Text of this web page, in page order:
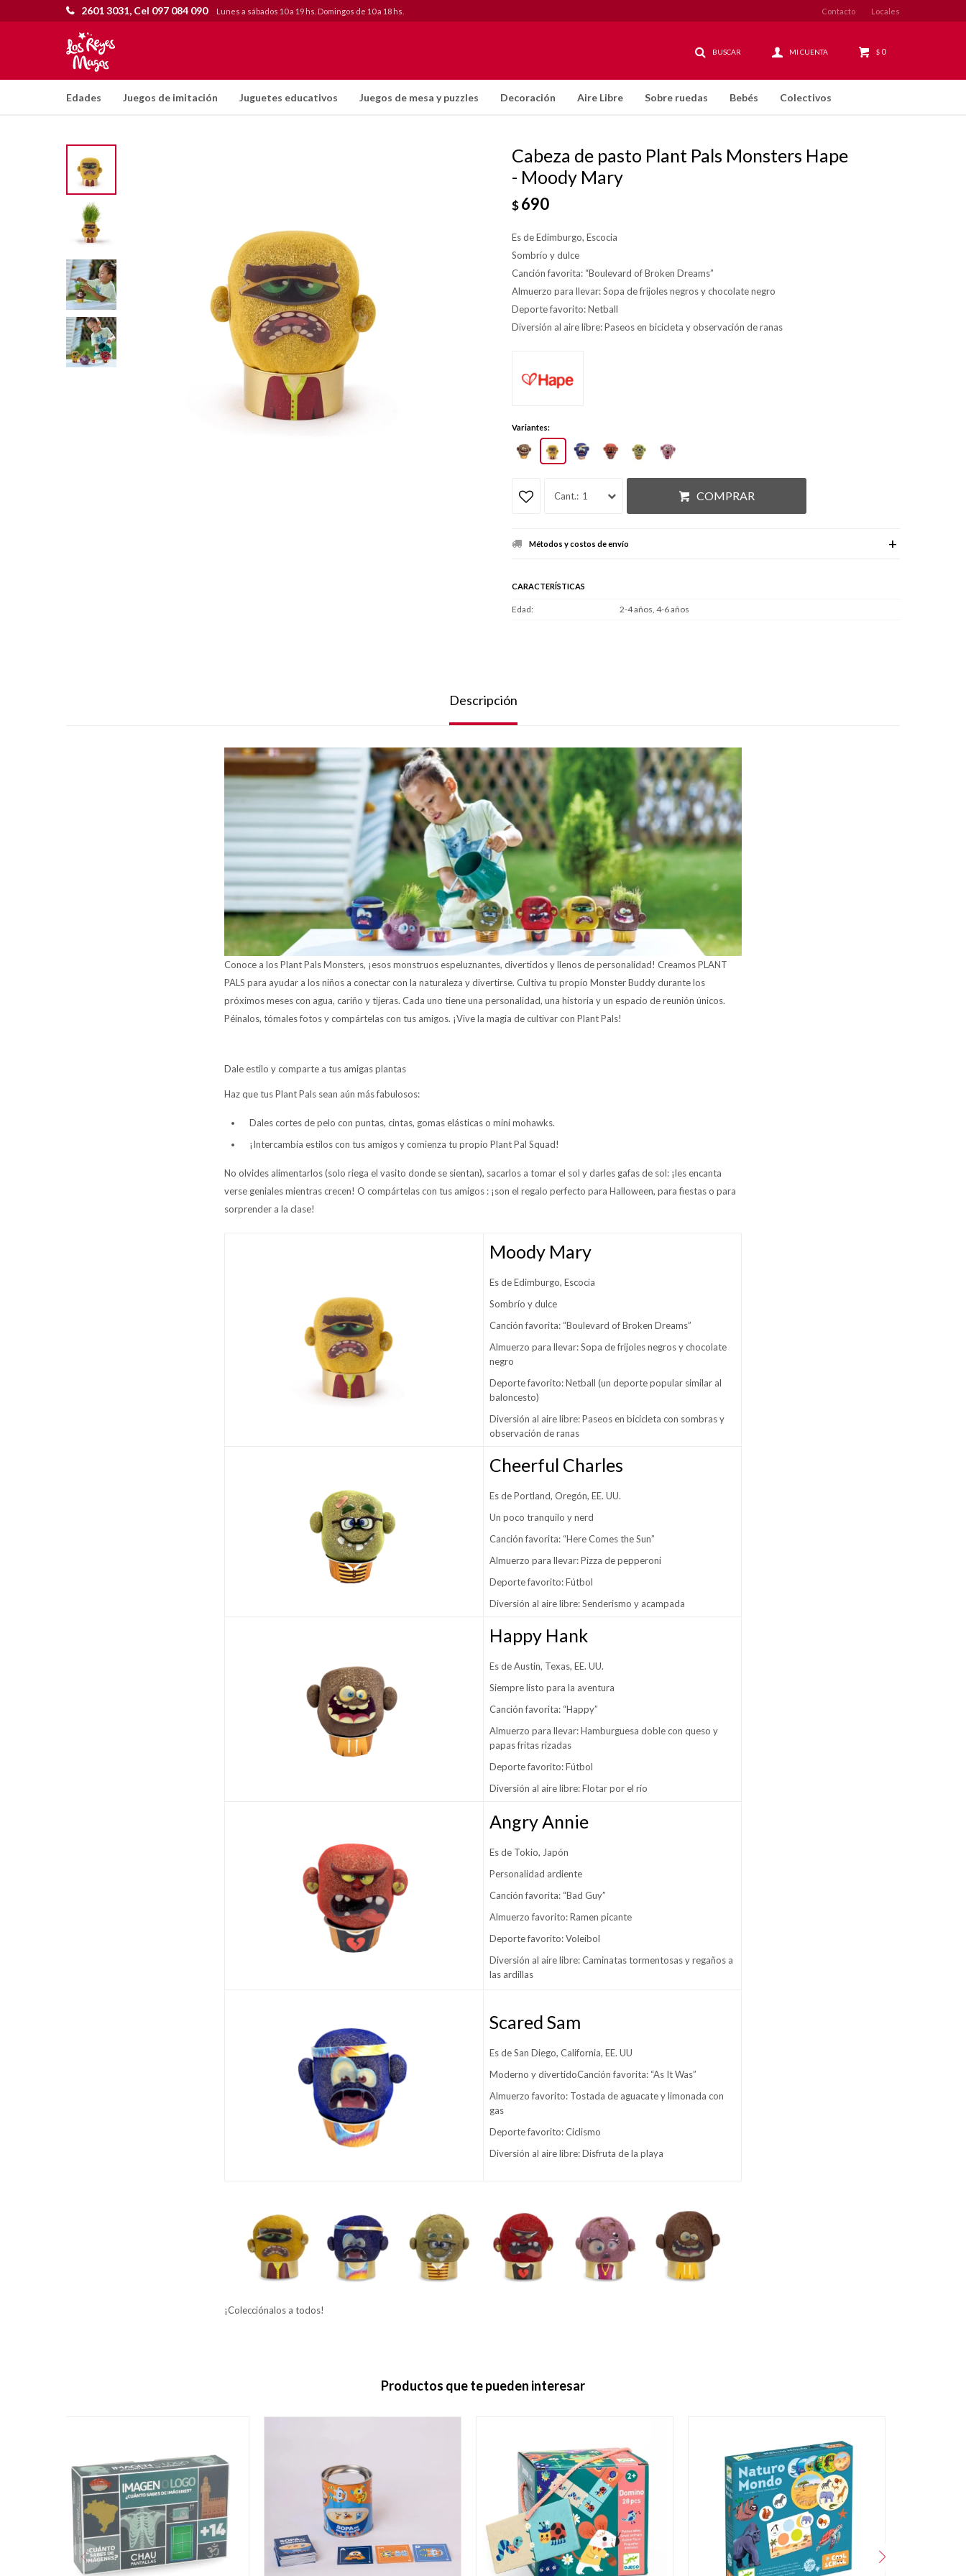
Edades Juegos de imitación Juguetes educativos Juegos de mesa y puzzles Decoración Aire Libre Sobre ruedas Bebés Colectivos
$ 0
2601 3031, Cel 097 084 090 Lunes a sábados 10 a 19 hs. Domingos de 10 a 18 hs. Contacto Locales
Cabeza de pasto Plant Pals Monsters Hape
- Moody Mary
$690
Es de Edimburgo, Escocia
Sombrío y dulce
Canción favorita: “Boulevard of Broken Dreams”
Almuerzo para llevar: Sopa de frijoles negros y chocolate negro
Deporte favorito: Netball
Diversión al aire libre: Paseos en bicicleta y observación de ranas
Variantes:
1 COMPRAR
Métodos y costos de envío
CARACTERÍSTICAS
Edad 2-4 años, 4-6 años
Descripción
Conoce a los Plant Pals Monsters, ¡esos monstruos espeluznantes, divertidos y llenos de personalidad! Creamos PLANT
PALS para ayudar a los niños a conectar con la naturaleza y divertirse. Cultiva tu propio Monster Buddy durante los
próximos meses con agua, cariño y tijeras. Cada uno tiene una personalidad, una historia y un espacio de reunión únicos.
Péinalos, tómales fotos y compártelas con tus amigos. ¡Vive la magia de cultivar con Plant Pals!
Dale estilo y comparte a tus amigas plantas
Haz que tus Plant Pals sean aún más fabulosos:
Dales cortes de pelo con puntas, cintas, gomas elásticas o mini mohawks.
¡Intercambia estilos con tus amigos y comienza tu propio Plant Pal Squad!
No olvides alimentarlos (solo riega el vasito donde se sientan), sacarlos a tomar el sol y darles gafas de sol: ¡les encanta
verse geniales mientras crecen! O compártelas con tus amigos : ¡son el regalo perfecto para Halloween, para fiestas o para
sorprender a la clase!
Moody Mary
Es de Edimburgo, Escocia
Sombrío y dulce
Canción favorita: “Boulevard of Broken Dreams”
Almuerzo para llevar: Sopa de frijoles negros y chocolate
negro
Deporte favorito: Netball (un deporte popular similar al
baloncesto)
Diversión al aire libre: Paseos en bicicleta con sombras y
observación de ranas
Cheerful Charles
Es de Portland, Oregón, EE. UU.
Un poco tranquilo y nerd
Canción favorita: “Here Comes the Sun”
Almuerzo para llevar: Pizza de pepperoni
Deporte favorito: Fútbol
Diversión al aire libre: Senderismo y acampada
Happy Hank
Es de Austin, Texas, EE. UU.
Siempre listo para la aventura
Canción favorita: “Happy”
Almuerzo para llevar: Hamburguesa doble con queso y
papas fritas rizadas
Deporte favorito: Fútbol
Diversión al aire libre: Flotar por el río
Angry Annie
Es de Tokio, Japón
Personalidad ardiente
Canción favorita: “Bad Guy”
Almuerzo favorito: Ramen picante
Deporte favorito: Voleibol
Diversión al aire libre: Caminatas tormentosas y regaños a
las ardillas
Scared Sam
Es de San Diego, California, EE. UU
Moderno y divertidoCanción favorita: “As It Was”
Almuerzo favorito: Tostada de aguacate y limonada con
gas
Deporte favorito: Ciclismo
Diversión al aire libre: Disfruta de la playa
¡Colecciónalos a todos!
Productos que te pueden interesar